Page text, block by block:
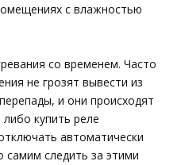
с влажностью
со временем. Часто
не грозят вывести из
и они происходят
купить реле
автоматически
самим следить за этими